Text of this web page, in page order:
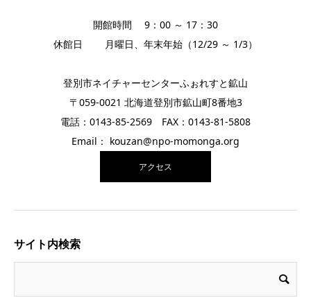
開館時間 9：00 ～ 17：30
休館日 月曜日、年末年始（12/29 ～ 1/3）
登別市ネイチャーセンターふぉれすと鉱山
〒059-0021 北海道登別市鉱山町8番地3
電話：0143-85-2569 FAX：0143-81-5808
Email： kouzan@npo-momonga.org
アクセス
サイト内検索